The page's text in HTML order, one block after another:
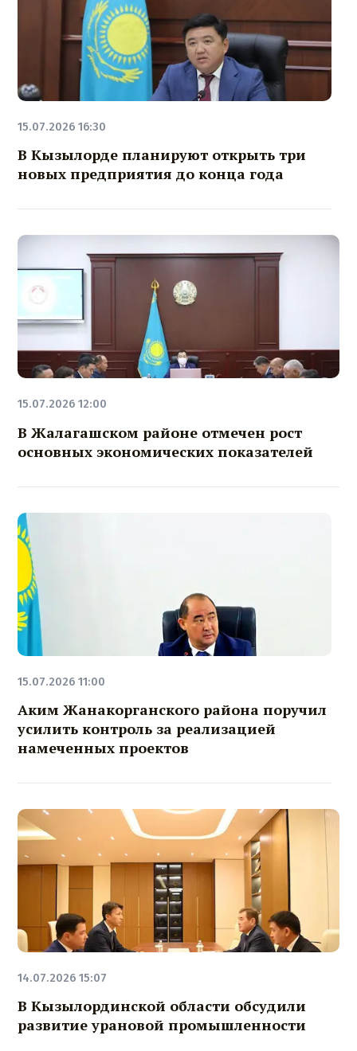
15.07.2026 16:30
В Кызылорде планируют открыть три
новых предприятия до конца года
15.07.2026 12:00
В Жалагашском районе отмечен рост
основных экономических показателей
15.07.2026 11:00
Аким Жанакорганского района поручил
усилить контроль за реализацией
намеченных проектов
14.07.2026 15:07
В Кызылординской области обсудили
развитие урановой промышленности